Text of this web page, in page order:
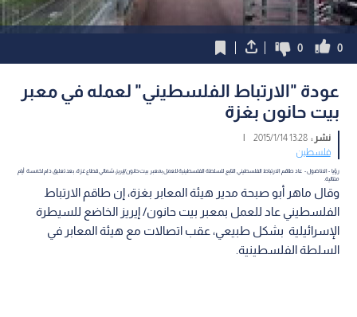
0
0
عودة "الارتباط الفلسطيني" لعمله في معبر
بيت حانون بغزة
نشر :13:28 2015/1/14
|
فلسطين
رؤيا - الاناضول - عاد طاقم الارتباط الفلسطيني التابع للسلطة الفلسطينية للعمل بمعبر بيت حانون/إيريز، شمالي قطاع غزة، بعد تعليق دام لخمسة أيام
متتالية.
وقال ماهر أبو صبحة مدير هيئة المعابر بغزة، إن طاقم الارتباط
الفلسطيني عاد للعمل بمعبر بيت حانون/ إيريز الخاضع للسيطرة
الإسرائيلية بشكل طبيعي، عقب اتصالات مع هيئة المعابر في
السلطة الفلسطينية.